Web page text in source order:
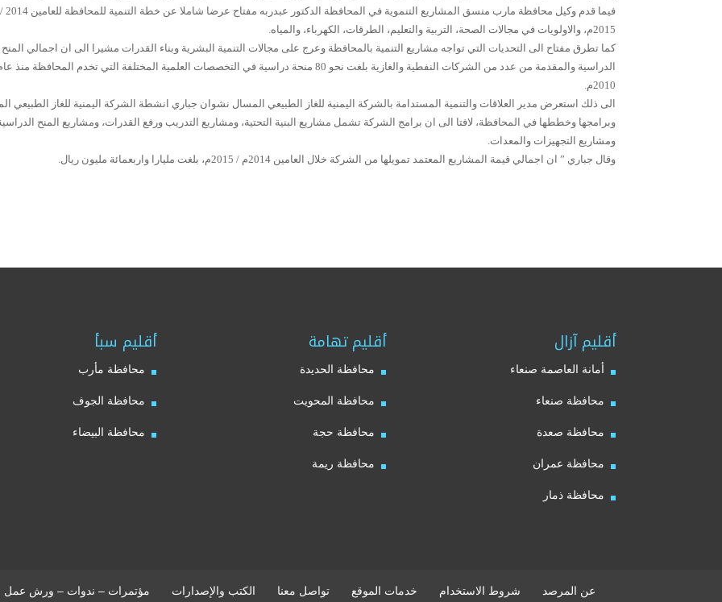
فيما قدم وكيل محافظة مارب منسق المشاريع التنموية في المحافظة الدكتور عبدربه مفتاح عرضا شاملا عن خطة التنمية للمحافظة للعامين 2014 /
2015م، والاولويات في مجالات الصحة، التربية والتعليم، الطرقات، الكهرباء، والمياه.
كما تطرق مفتاح الى التحديات التي تواجه مشاريع التنمية بالمحافظة وعرج على مجالات التنمية البشرية وبناء القدرات مشيرا الى ان اجمالي المنح
الدراسية والمقدمة من عدد من الشركات النفطية والغازية بلغت نحو 80 منحة دراسية في التخصصات العلمية المختلفة التي تخدم المحافظة منذ
2010م.
الى ذلك استعرض مدير العلاقات والتنمية المستدامة بالشركة اليمنية للغاز الطبيعي المسال نشوان جباري انشطة الشركة اليمنية للغاز الطبيعي
وبرامجها وخططها في المحافظة، لافتا الى ان برامج الشركة تشمل مشاريع البنية التحتية، ومشاريع التدريب ورفع القدرات، ومشاريع المنح
ومشاريع التجهيزات والمعدات.
وقال جباري ” ان اجمالي قيمة المشاريع المعتمد تمويلها من الشركة خلال العامين 2014م / 2015م، بلغت مليارا واربعمائة مليون ريال.
أقليم آزال
أمانة العاصمة صنعاء
محافظة صنعاء
محافظة صعدة
محافظة عمران
محافظة ذمار
أقليم تهامة
محافظة الحديدة
محافظة المحويت
محافظة حجة
محافظة ريمة
أقليم سبأ
محافظة مأرب
محافظة الجوف
محافظة البيضاء
عن المرصد شروط الاستخدام خدمات الموقع تواصل معنا الكتب والإصدارات مؤتمرات – ندوات – ورش عمل